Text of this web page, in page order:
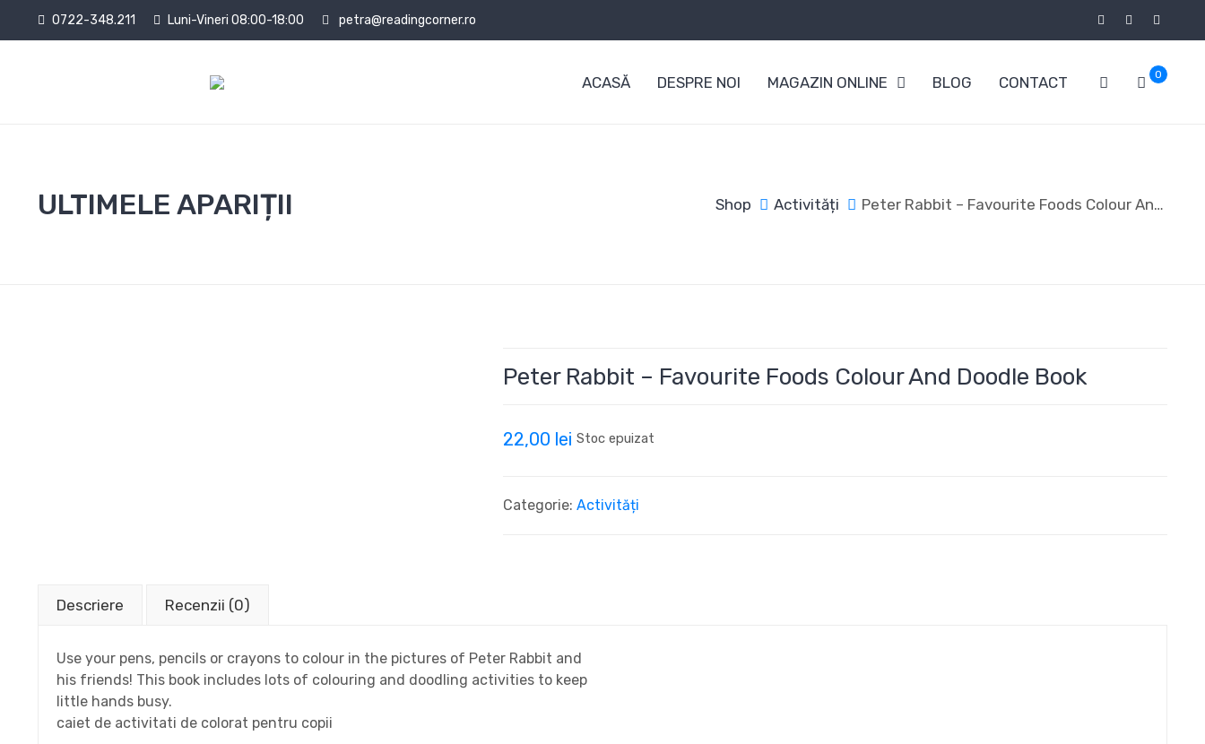
0722-348.211 Luni-Vineri 08:00-18:00 petra@readingcorner.ro
ACASĂ DESPRE NOI MAGAZIN ONLINE BLOG CONTACT 0
ULTIMELE APARIȚII Shop Activități Peter Rabbit – Favourite Foods Colour And Doodle Book
Peter Rabbit – Favourite Foods Colour And Doodle Book
22,00 lei Stoc epuizat
Categorie: Activități
Descriere Recenzii (0)
Use your pens, pencils or crayons to colour in the pictures of Peter Rabbit and
his friends! This book includes lots of colouring and doodling activities to keep
little hands busy.
caiet de activitati de colorat pentru copii